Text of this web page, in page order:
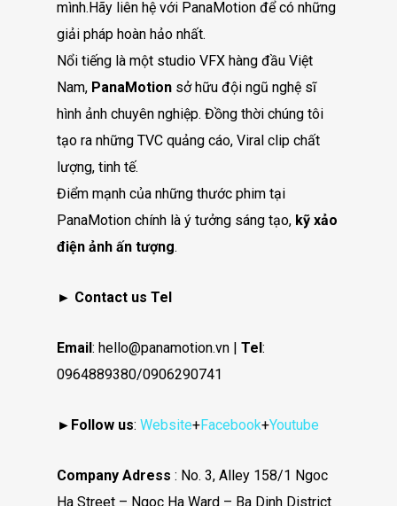
mình.Hãy liên hệ với PanaMotion để có những
giải pháp hoàn hảo nhất.
Nổi tiếng là một studio VFX hàng đầu Việt
Nam, PanaMotion sở hữu đội ngũ nghệ sĩ
hình ảnh chuyên nghiệp. Đồng thời chúng tôi
tạo ra những TVC quảng cáo, Viral clip chất
lượng, tinh tế.
Điểm mạnh của những thước phim tại
PanaMotion chính là ý tưởng sáng tạo, kỹ xảo
điện ảnh ấn tượng.
► Contact us Tel
Email: hello@panamotion.vn | Tel:
0964889380/0906290741
► Follow us: Website+Facebook+Youtube
Company Adress : No. 3, Alley 158/1 Ngoc
Ha Street – Ngoc Ha Ward – Ba Dinh District